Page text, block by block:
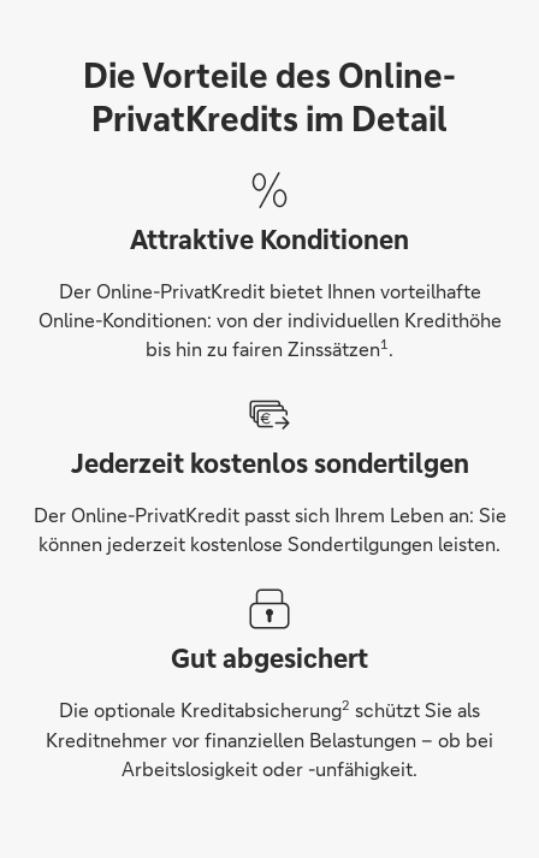
Die Vorteile des Online-
PrivatKredits im Detail
Attraktive Konditionen
Der Online-PrivatKredit bietet Ihnen vor­teil­hafte
Online-Konditionen: von der indivi­duellen Kredit­höhe
bis hin zu fairen Zins­sätzen1.
Jederzeit kostenlos sondertilgen
Der Online-PrivatKredit passt sich Ihrem Leben an: Sie
können jederzeit kosten­lose Sonder­tilgungen leisten.
Gut abgesichert
Die optionale Kredit­ab­sicherung2 schützt Sie als
Kredit­nehmer vor finan­ziellen Be­lastungen – ob bei
Arbeits­losigkeit oder -unfähigkeit.